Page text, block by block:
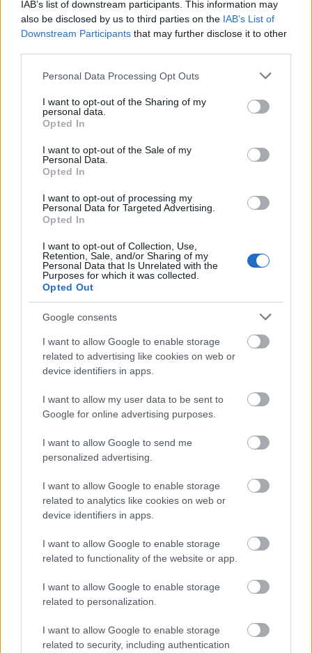
IAB’s list of downstream participants. This information may
also be disclosed by us to third parties on the IAB’s List of
Downstream Participants that may further disclose it to other
Please note that this website/app uses one or more Google
not limited to your visit or usage behaviour. You may click to
grant or deny consent to Google and its third-party tags to
use your data for below specified purposes in below Google
consent section.
Personal Data Processing Opt Outs
I want to opt-out of the Sharing of my
personal data.
Opted In
I want to opt-out of the Sale of my
Personal Data.
Opted In
I want to opt-out of processing my
Personal Data for Targeted Advertising.
Opted In
I want to opt-out of Collection, Use,
Retention, Sale, and/or Sharing of my
Personal Data that Is Unrelated with the
Purposes for which it was collected.
Opted Out
Google consents
I want to allow Google to enable storage
related to advertising like cookies on web or
device identifiers in apps.
I want to allow my user data to be sent to
Google for online advertising purposes.
I want to allow Google to send me
personalized advertising.
I want to allow Google to enable storage
related to analytics like cookies on web or
device identifiers in apps.
I want to allow Google to enable storage
related to functionality of the website or app.
I want to allow Google to enable storage
related to personalization.
I want to allow Google to enable storage
related to security, including authentication
létszáma nincs meghatározva, folyamatosan bővül -
juttatásban nem részesülnek, 50 választott
képviselőjük viszont szavazati joggal vehet részt az
MMA közgyűlésein (például a tisztújításban) és a
tagozatok munkájában - tette hozzá. "Egyetlen
akadémikussá" - hangsúlyoztaKucsera Tamás
Gergely. Megjegyezte: az elnökség célja az, hogy a
bővítés idei, első köre szeptemberre lezáruljon, hogy
a nem akadémikus köztestületi tagok választott 50
képviselője már részt vehessen az MMA októberi
közgyűlésén.
Csáji Attila
képzőművész, az MMA alelnöke arról a
kiállításról beszélt, amely az MMA szervezésében
június 30-án, hétfőn nyílik Párizsban, az UNESCO-
palotábanHagyomány és lelemény
július 4-ig látható tárlat kurátora elmondta, három
teremben, három egységben idézik fel az egyetemes
magyar művészetet 35 művész száz alkotásán
keresztül, vagyis a kiállítás jóval több, mint az MMA
bemutatkozása.
A kiállítók között szerepel többek között
Schrammel
keramikus-,Bohus Zoltánüveg- és
Szabó Erzsébet
textilművész, Csíkszentmihályi
RóbertésCsutoros Sándor
festőművészeket
Csernus Tibor, Lakner László,
Konok Tamás, míg a kinetikus és a fényművészet
műfaját mások mellettMengyán András
képviseli.
A tárlaton szerepelnekKunkovács László
szobrai ésLandgráf Katalinszőttesei. Az organikus
építészet témakörébenMakovecz Imre- az MMA
mellett egyik elkészült építménye, a csengeri görög
katolikus templom harangtornyának makettje került
a válogatásba, továbbá több mint száz kép a Kós
Károly Egyesülés fiatal építészeinek munkáiból.